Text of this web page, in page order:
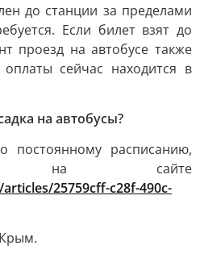
до станции за пределами
Если билет взят до
проезд на автобусе также
сейчас находится в
на автобусы?
постоянному расписанию,
на сайте
25759cff-c28f-490c-